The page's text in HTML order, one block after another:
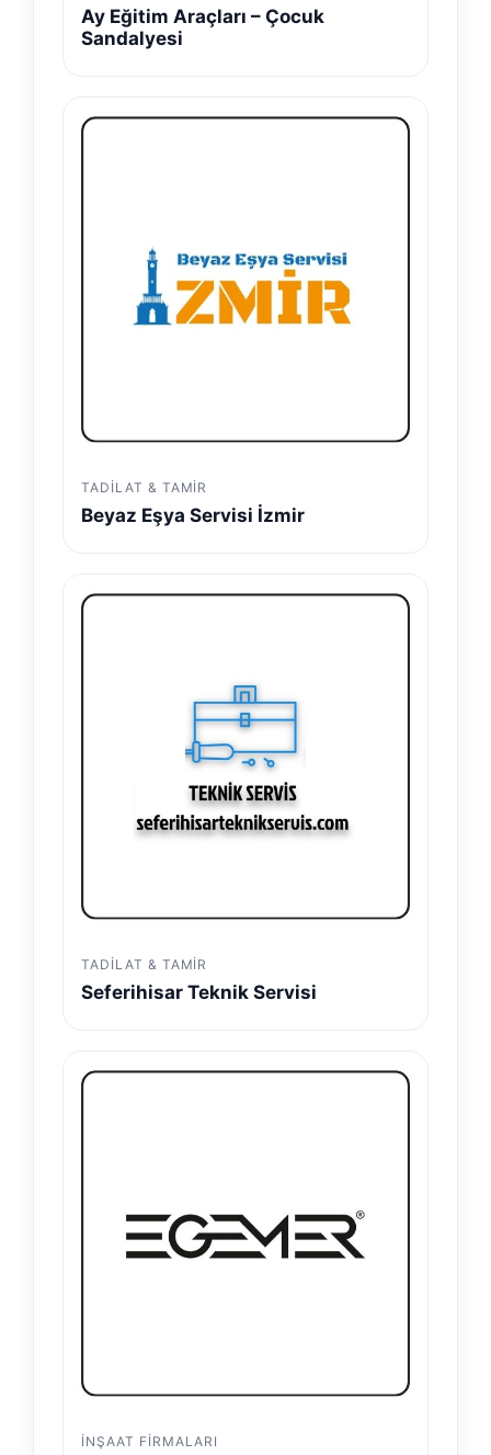
Ay Eğitim Araçları – Çocuk
Sandalyesi
TADILAT & TAMIR
Beyaz Eşya Servisi İzmir
TADILAT & TAMIR
Seferihisar Teknik Servisi
İNŞAAT FIRMALARI